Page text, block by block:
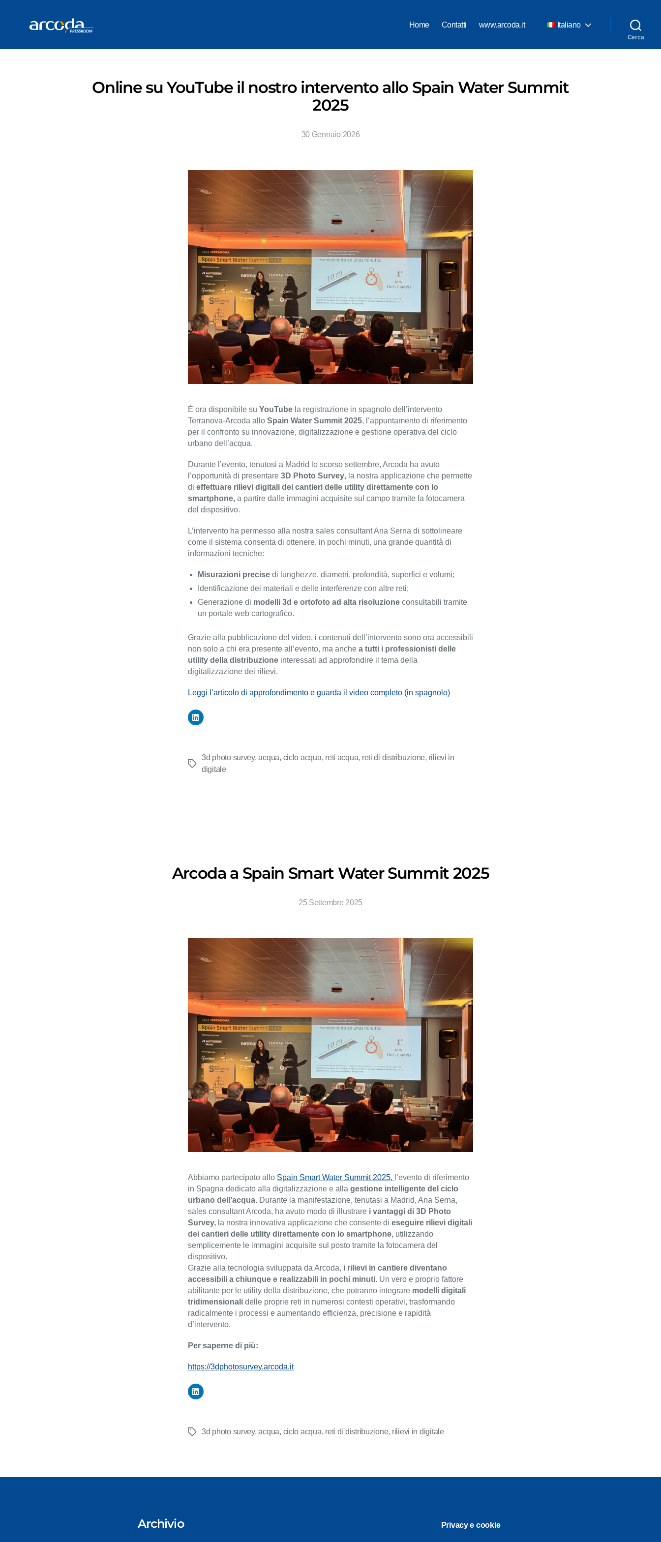
Home Contatti www.arcoda.it Italiano
Cerca
Online su YouTube il nostro intervento allo Spain Water Summit
2025
30 Gennaio 2026
È ora disponibile su YouTube la registrazione in spagnolo dell’intervento
Terranova-Arcoda allo Spain Water Summit 2025, l’appuntamento di riferimento
per il confronto su innovazione, digitalizzazione e gestione operativa del ciclo
urbano dell’acqua.
Durante l’evento, tenutosi a Madrid lo scorso settembre, Arcoda ha avuto
l’opportunità di presentare 3D Photo Survey, la nostra applicazione che permette
di effettuare rilievi digitali dei cantieri delle utility direttamente con lo
smartphone, a partire dalle immagini acquisite sul campo tramite la fotocamera
del dispositivo.
L’intervento ha permesso alla nostra sales consultant Ana Serna di sottolineare
come il sistema consenta di ottenere, in pochi minuti, una grande quantità di
informazioni tecniche:
Misurazioni precise di lunghezze, diametri, profondità, superfici e volumi;
Identificazione dei materiali e delle interferenze con altre reti;
Generazione di modelli 3d e ortofoto ad alta risoluzione consultabili tramite
un portale web cartografico.
Grazie alla pubblicazione del video, i contenuti dell’intervento sono ora accessibili
non solo a chi era presente all’evento, ma anche a tutti i professionisti delle
utility della distribuzione interessati ad approfondire il tema della
digitalizzazione dei rilievi.
Leggi l’articolo di approfondimento e guarda il video completo (in spagnolo)
Tag
3d photo survey,acqua, ciclo acqua, reti acqua, reti di distribuzione, rilievi in
digitale
Arcoda a Spain Smart Water Summit 2025
25 Settembre 2025
Abbiamo partecipato allo Spain Smart Water Summit 2025, l’evento di riferimento
in Spagna dedicato alla digitalizzazione e alla gestione intelligente del ciclo
urbano dell’acqua. Durante la manifestazione, tenutasi a Madrid, Ana Serna,
sales consultant Arcoda, ha avuto modo di illustrare i vantaggi di 3D Photo
Survey, la nostra innovativa applicazione che consente di eseguire rilievi digitali
dei cantieri delle utility direttamente con lo smartphone, utilizzando
semplicemente le immagini acquisite sul posto tramite la fotocamera del
dispositivo.
Grazie alla tecnologia sviluppata da Arcoda, i rilievi in cantiere diventano
accessibili a chiunque e realizzabili in pochi minuti. Un vero e proprio fattore
abilitante per le utility della distribuzione, che potranno integrare modelli digitali
tridimensionali delle proprie reti in numerosi contesti operativi, trasformando
radicalmente i processi e aumentando efficienza, precisione e rapidità
d’intervento.
Per saperne di più:
https://3dphotosurvey.arcoda.it
Tag 3d photo survey,acqua, ciclo acqua, reti di distribuzione, rilievi in digitale
Archivio Privacy e cookie